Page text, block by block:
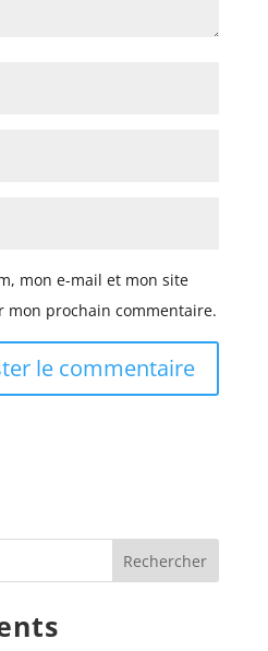
mon e-mail et mon site
mon prochain commentaire.